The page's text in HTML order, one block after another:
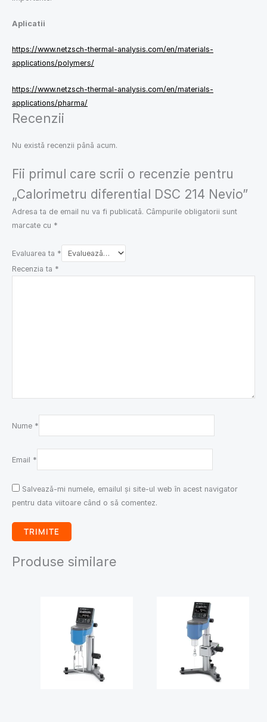
Aplicatii
https://www.netzsch-thermal-analysis.com/en/materials-
applications/polymers/
https://www.netzsch-thermal-analysis.com/en/materials-
applications/pharma/
Recenzii
Nu există recenzii până acum.
Fii primul care scrii o recenzie pentru
„Calorimetru diferential DSC 214 Nevio”
Adresa ta de email nu va fi publicată. Câmpurile obligatorii sunt
marcate cu *
Evaluarea ta *
Recenzia ta *
Nume *
Email *
Salvează-mi numele, emailul și site-ul web în acest navigator
pentru data viitoare când o să comentez.
Produse similare